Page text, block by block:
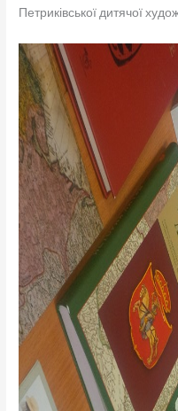
Петриківської дитячої